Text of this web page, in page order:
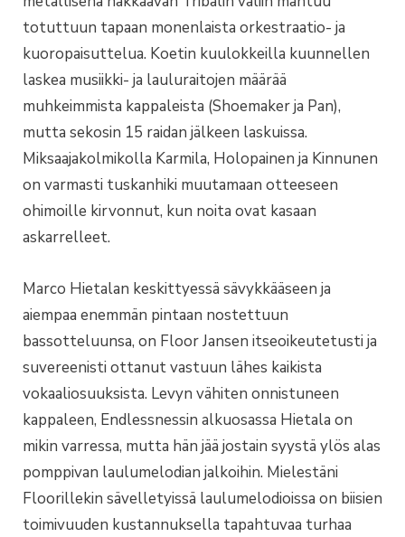
totuttuun tapaan monenlaista orkestraatio- ja
kuoropaisuttelua. Koetin kuulokkeilla kuunnellen
laskea musiikki- ja lauluraitojen määrää
muhkeimmista kappaleista (Shoemaker ja Pan),
mutta sekosin 15 raidan jälkeen laskuissa.
Miksaajakolmikolla Karmila, Holopainen ja Kinnunen
on varmasti tuskanhiki muutamaan otteeseen
ohimoille kirvonnut, kun noita ovat kasaan
askarrelleet.
Marco Hietalan keskittyessä sävykkääseen ja
aiempaa enemmän pintaan nostettuun
bassotteluunsa, on Floor Jansen itseoikeutetusti ja
suvereenisti ottanut vastuun lähes kaikista
vokaaliosuuksista. Levyn vähiten onnistuneen
kappaleen, Endlessnessin alkuosassa Hietala on
mikin varressa, mutta hän jää jostain syystä ylös alas
pomppivan laulumelodian jalkoihin. Mielestäni
Floorillekin sävelletyissä laulumelodioissa on biisien
toimivuuden kustannuksella tapahtuvaa turhaa